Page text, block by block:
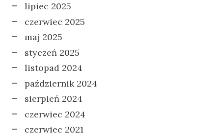
lipiec 2025
czerwiec 2025
maj 2025
styczeń 2025
listopad 2024
październik 2024
sierpień 2024
czerwiec 2024
czerwiec 2021